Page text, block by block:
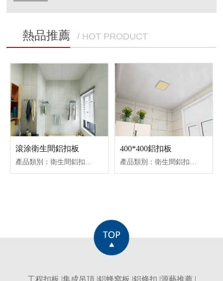
熱品推薦 / HOT PRODUCT
滾涂衛生間鋁扣板
產品類別：衛生間鋁扣板吊頂
400*400鋁扣板
產品類別：衛生間鋁扣板吊頂
工程扣板 集成吊頂| 鋁蜂窩板 鋁條扣 源藝推薦|